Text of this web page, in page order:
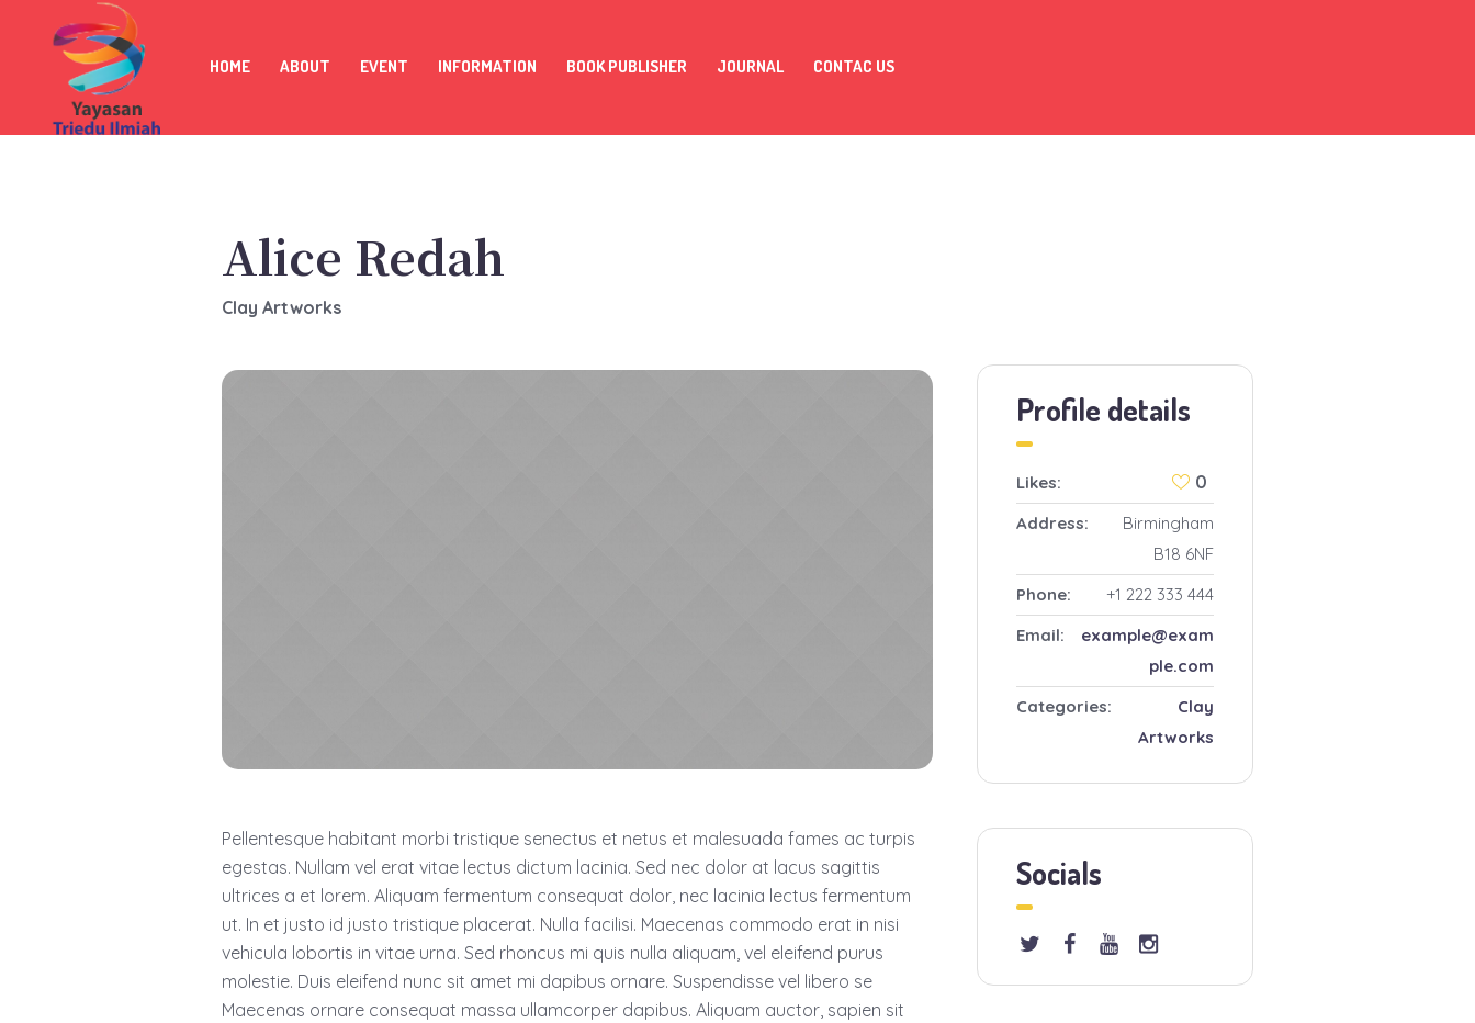
HOME ABOUT EVENT INFORMATION BOOK PUBLISHER JOURNAL CONTAC US
Alice Redah
Clay Artworks
Pellentesque habitant morbi tristique senectus et netus et malesuada fames ac turpis
egestas. Nullam vel erat vitae lectus dictum lacinia. Sed nec dolor at lacus sagittis
ultrices a et lorem. Aliquam fermentum consequat dolor, nec lacinia lectus fermentum
ut. In et justo id justo tristique placerat. Nulla facilisi. Maecenas commodo erat in nisi
vehicula lobortis in vitae urna. Sed rhoncus mi quis nulla aliquam, vel eleifend purus
molestie. Duis eleifend nunc sit amet mi dapibus ornare. Suspendisse vel libero se
Maecenas ornare consequat massa ullamcorper dapibus. Aliquam auctor, sapien sit
Profile details
Likes: 0
Address:
Birmingham
B18 6NF
Phone:
+1 222 333 444
Email:
example@exam
ple.com
Categories:
Clay
Artworks
Socials